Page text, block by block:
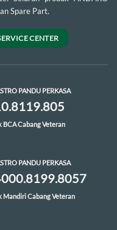
Spare Part.
CENTER
PANDU PERKASA
BCA Cabang Veteran
PANDU PERKASA
Mandiri Cabang Veteran